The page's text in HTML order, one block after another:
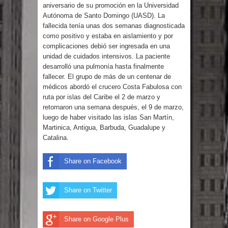
DIGEIG y Liga Municipal Dominicana
impulsan nuevas metas de
transparencia a través SISMAP
municipal
La Fiscalía de Bolivia ordena la
detención del expresidente Evo
Morales
Calor extremo para este jueves en
frontera en masa para entrar a
aniversario de su promoción en la Universidad
Autónoma de Santo Domingo (UASD). La
fallecida tenía unas dos semanas diagnosticada
como positivo y estaba en aislamiento y por
complicaciones debió ser ingresada en una
unidad de cuidados intensivos. La paciente
desarrolló una pulmonía hasta finalmente
fallecer. El grupo de más de un centenar de
médicos abordó el crucero Costa Fabulosa con
ruta por islas del Caribe el 2 de marzo y
retornaron una semana después, el 9 de marzo,
luego de haber visitado las islas San Martín,
Martinica, Antigua, Barbuda, Guadalupe y
Catalina.
Share on Facebook
Share on Twitter
Share on Google Plus